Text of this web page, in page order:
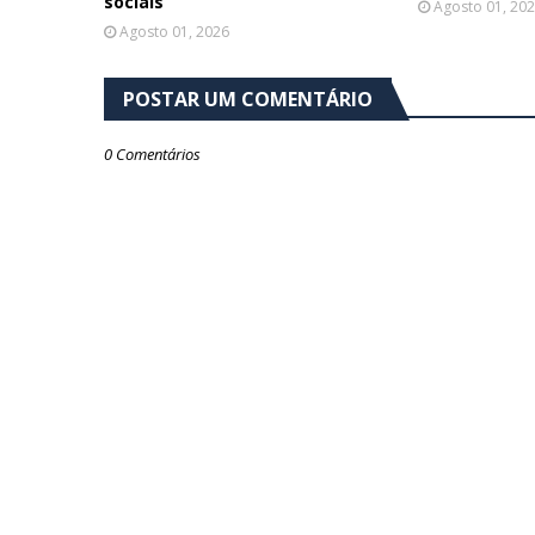
Agosto 01, 2026
Agosto 01,
POSTAR UM COMENTÁRIO
0 Comentários